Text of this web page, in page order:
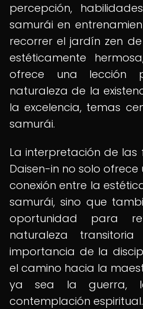
percepción,
samurái en
recorrer el jardín zen
estéticamente
ofrece una lección
naturaleza de la
la excelencia, temas
samurái.
La interpretación de
Daisen-in no solo ofrece
conexión entre la
samurái, sino que
oportunidad para
naturaleza
importancia de la
el camino hacia la
ya sea la guerra,
contemplación espiritual.